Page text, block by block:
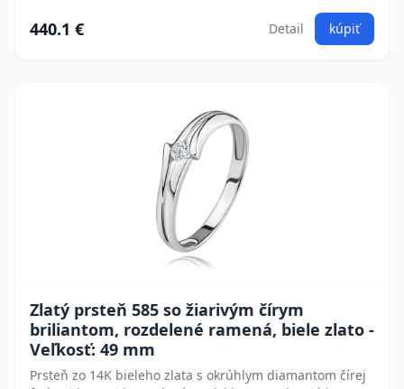
440.1 € Detail kúpiť
Zlatý prsteň 585 so žiarivým čírym
briliantom, rozdelené ramená, biele zlato -
Veľkosť: 49 mm
Prsteň zo 14K bieleho zlata s okrúhlym diamantom čírej